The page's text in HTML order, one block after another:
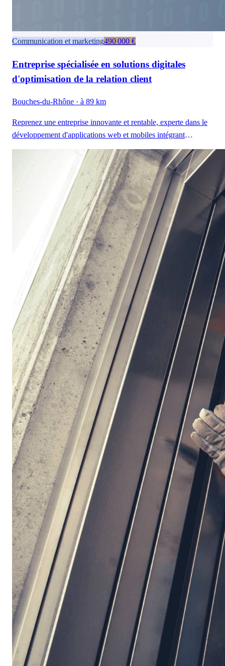
Communication et marketing490 000 €
Entreprise spécialisée en solutions digitales
d'optimisation de la relation client
Bouches-du-Rhône · à 89 km
Reprenez une entreprise innovante et rentable, experte dans le
développement d'applications web et mobiles intégrant
l'intelligence artificielle pour dynamiser la satisfaction client et
les performances opérationnelles. Une opportunité unique clé
en main avec une forte base de clients et une équipe
pluridisciplinaire dédiée.